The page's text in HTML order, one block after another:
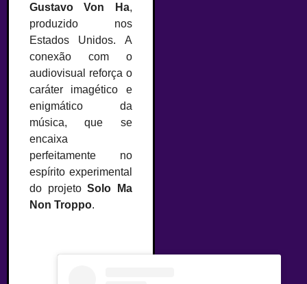
Gustavo Von Ha,
produzido nos
Estados Unidos. A
conexão com o
audiovisual reforça o
caráter imagético e
enigmático da
música, que se
encaixa
perfeitamente no
espírito experimental
do projetoSolo Ma
Non Troppo.